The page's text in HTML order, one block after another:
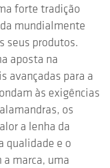
forte tradição
mundialmente
seus produtos.
aposta na
avançadas para a
às exigências
os
a lenha da
qualidade e o
marca, uma